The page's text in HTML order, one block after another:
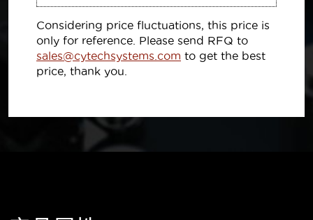
Considering price fluctuations, this price is
only for reference. Please send RFQ to
sales@cytechsystems.com to get the best
price, thank you.